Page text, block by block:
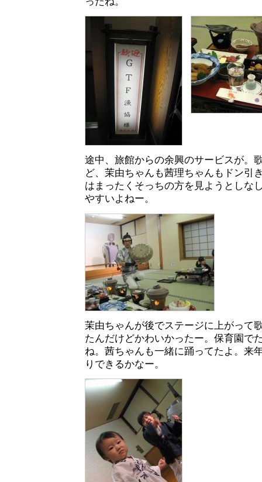
途中、旅館からの余興のサービスが。
ど、茉由ちゃんも茜理ちゃんもドン引
はまったくそっちの方を見ようとしな
やすいよねー。
茉由ちゃんが後でステージに上がって
たんだけどかわいかったー。保育園で
ね。茜ちゃんも一緒に踊ってたよ。来
りできるかなー。